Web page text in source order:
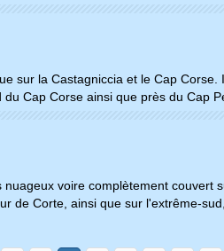
sur la Castagniccia et le Cap Corse.
Cap Corse ainsi que près du Cap
voire complètement couvert
de Corte, ainsi que sur l'extrême-